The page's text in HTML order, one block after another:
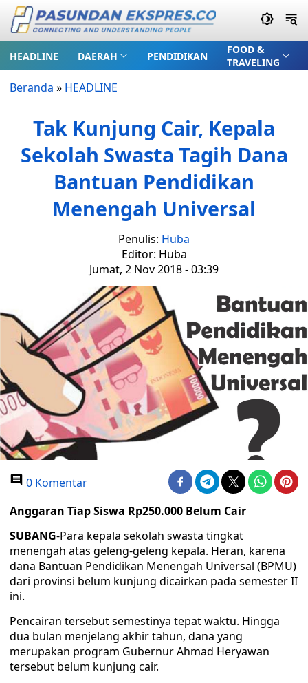
HEADLINE DAERAH PENDIDIKAN
FOOD &
TRAVELING
Beranda » HEADLINE
Tak Kunjung Cair, Kepala
Sekolah Swasta Tagih Dana
Bantuan Pendidikan
Menengah Universal
Penulis: Huba
Editor: Huba
Jumat, 2 Nov 2018 - 03:39
0 Komentar
Anggaran Tiap Siswa Rp250.000 Belum Cair
SUBANG-Para kepala sekolah swasta tingkat
menengah atas geleng-geleng kepala. Heran, karena
dana Bantuan Pendidikan Menengah Universal (BPMU)
dari provinsi belum kunjung dicairkan pada semester II
ini.
Pencairan tersebut semestinya tepat waktu. Hingga
dua bulan menjelang akhir tahun, dana yang
merupakan program Gubernur Ahmad Heryawan
tersebut belum kunjung cair.